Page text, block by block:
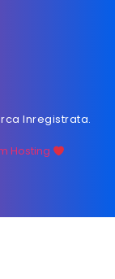
Inregistrata.
Hosting